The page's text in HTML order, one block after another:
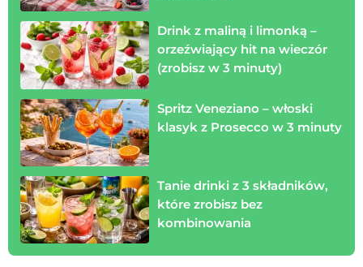
Drink z maliną i limonką –
orzeźwiający hit na wieczór
(zrobisz w 3 minuty)
Spritz Veneziano – włoski
klasyk z Prosecco w 3 minuty
Tanie drinki z 3 składników,
które zrobisz bez
kombinowania